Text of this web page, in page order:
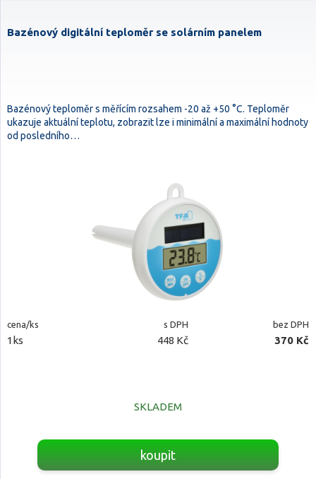
Bazénový digitální teploměr se solárním panelem
Bazénový teploměr s měřícím rozsahem -20 až +50 °C. Teploměr
ukazuje aktuální teplotu, zobrazit lze i minimální a maximální hodnoty
od posledního…
cena/ks s DPH bez DPH
1ks 448 Kč 370 Kč
SKLADEM
koupit